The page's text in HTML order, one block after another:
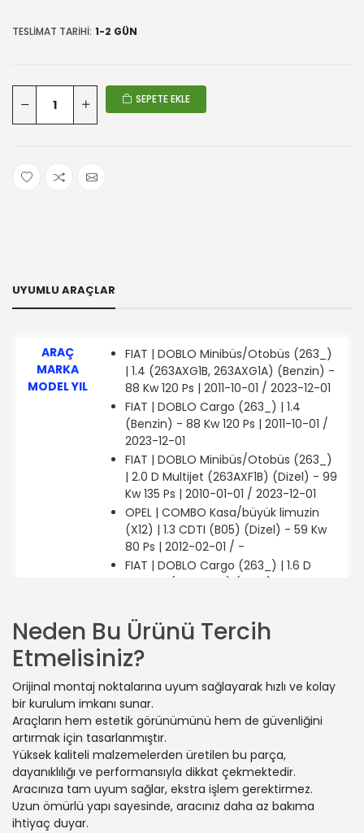
TESLIMAT TARIHI: 1-2 GÜN
SEPETE EKLE
UYUMLU ARAÇLAR
ARAÇ
MARKA
MODEL YIL
FIAT | DOBLO Minibüs/Otobüs (263_)
| 1.4 (263AXG1B, 263AXG1A) (Benzin) -
88 Kw 120 Ps | 2011-10-01 / 2023-12-01
FIAT | DOBLO Cargo (263_) | 1.4
(Benzin) - 88 Kw 120 Ps | 2011-10-01 /
2023-12-01
FIAT | DOBLO Minibüs/Otobüs (263_)
| 2.0 D Multijet (263AXF1B) (Dizel) - 99
Kw 135 Ps | 2010-01-01 / 2023-12-01
OPEL | COMBO Kasa/büyük limuzin
(X12) | 1.3 CDTI (B05) (Dizel) - 59 Kw
80 Ps | 2012-02-01 / -
FIAT | DOBLO Cargo (263_) | 1.6 D
Multijet (263ZXR1B) (Dizel) - 70 Kw 95
FIAT | DOBLO Cargo (263_) | 1.3 D
Multijet (263ZXT1A, 263WXT1A,
263ZYA1A, 263WYA1A) (Dizel) - 59 Kw
80 Ps | 2016-03-01 / 2023-12-01
OPEL | COMBO Kasa/büyük limuzin
(X12) | 1.6 CDTI (B05) (Dizel) - 88 Kw
120 Ps | 2015-04-01 / -
FIAT | DOBLO Cargo (263_) | 1.3 D
Multijet (263WXU1A, 263ZXU1A,
263WYB1A, 263ZYB1A) (Dizel) - 70 Kw
95 Ps | 2016-03-01 / 2023-12-01
OPEL | COMBO Kasa/büyük limuzin
Neden Bu Ürünü Tercih
Etmelisiniz?
Orijinal montaj noktalarına uyum sağlayarak hızlı ve kolay
bir kurulum imkanı sunar.
Araçların hem estetik görünümünü hem de güvenliğini
artırmak için tasarlanmıştır.
Yüksek kaliteli malzemelerden üretilen bu parça,
dayanıklılığı ve performansıyla dikkat çekmektedir.
Aracınıza tam uyum sağlar, ekstra işlem gerektirmez.
Uzun ömürlü yapı sayesinde, aracınız daha az bakıma
ihtiyaç duyar.